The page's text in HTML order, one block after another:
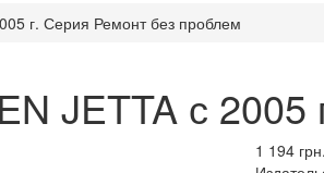
г. Серия Ремонт без проблем
JETTA с 2005
1 194